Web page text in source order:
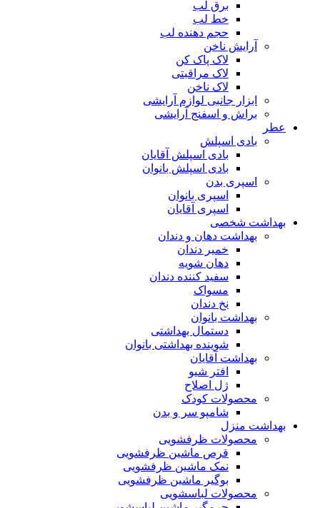
برق لب
خط لب
حجم دهنده لب
آرایش ناخن
لاک پاک کن
لاک مراقبتی
لاک ناخن
ابزار جانبی لوازم آرایشی
براش و اسفنج آرایشی
عطر
بادی اسپلش
بادی اسپلش آقایان
بادی اسپلش بانوان
اسپری بدن
اسپری بانوان
اسپری آقایان
بهداشت شخصی
بهداشت دهان و دندان
خمیر دندان
دهان شویه
سفید کننده دندان
مسواک
نخ دندان
بهداشت بانوان
دستمال بهداشتی
شوینده بهداشتی بانوان
بهداشت آقایان
افتر شیو
ژل اصلاح
محصولات کودک
شامپو سر و بدن
بهداشت منزل
محصولات ظرفشویی
قرص ماشین ظرفشویی
نمک ماشین ظرفشویی
بوگیر ماشین ظرفشویی
محصولات لباسشویی